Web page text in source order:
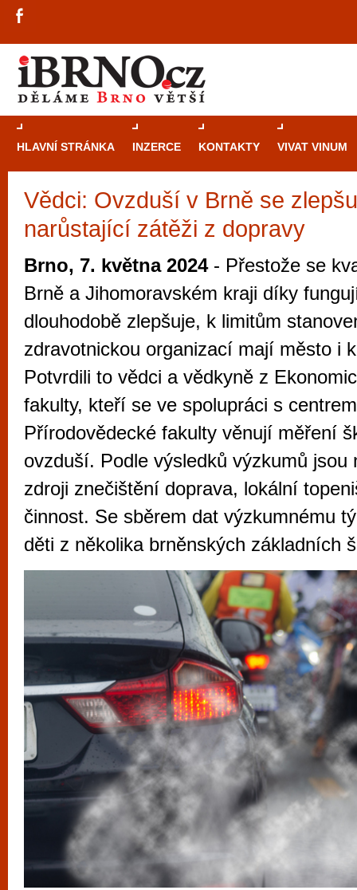
HLAVNÍ STRÁNKA INZERCE KONTAKTY VIVAT VINUM
Vědci: Ovzduší v Brně se
narůstající zátěži z dopravy
Brno, 7. května 2024- Přestože se
Brně a Jihomoravském kraji díky
dlouhodobě zlepšuje, k limitům
zdravotnickou organizací mají město i
Potvrdili to vědci a vědkyně z
fakulty, kteří se ve spolupráci s
Přírodovědecké fakulty věnují měření
ovzduší. Podle výsledků výzkumů jsou
zdroji znečištění doprava, lokální
činnost. Se sběrem dat výzkumnému
děti z několika brněnských základních
Průvodce
Brně: Od
Brno je
zajímavé
restaurace,
Mimo jiné je ale také místem, kde si
vyzkoušet různé kasinové hry. V
metropoli naleznete širokou nabídku her
po moderní automaty jak pro pravidelné
příležitostné hráče. V...